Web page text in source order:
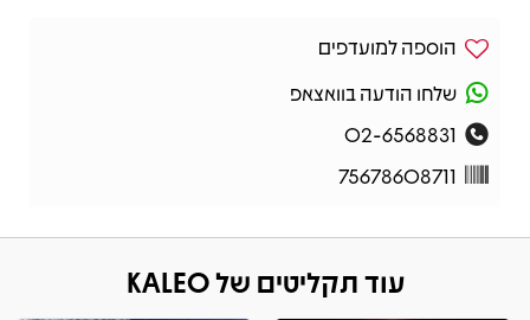
הוספה למועדפים
שלחו הודעה בוואצאפ
02-6568831
75678608711
עוד תקליטים של KALEO